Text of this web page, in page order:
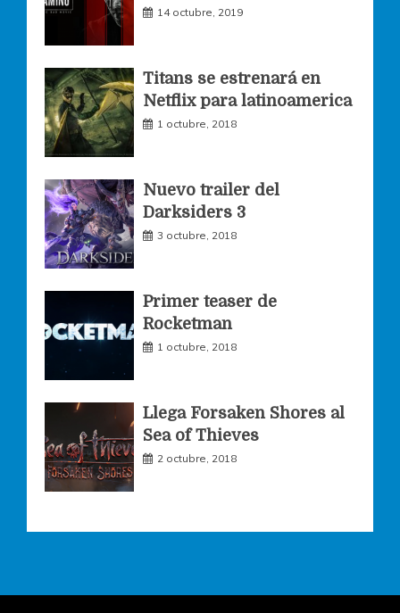
b
o
o
a
g
m
t
r
14 octubre, 2019
Titans se estrenará en
Netflix para latinoamerica
1 octubre, 2018
Nuevo trailer del
Darksiders 3
3 octubre, 2018
Primer teaser de
Rocketman
1 octubre, 2018
Llega Forsaken Shores al
Sea of Thieves
2 octubre, 2018